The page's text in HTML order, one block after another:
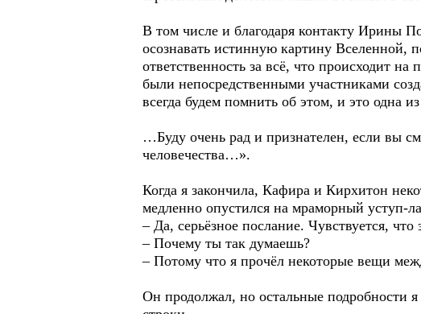
В том числе и благодаря контакту Ирины
осознавать истинную картину Вселенной,
ответственность за всё, что происходит
были непосредственными участниками
всегда будем помнить об этом, и это одна
…Буду очень рад и признателен, если вы
человечества…».
Когда я закончила, Кафира и Кирхитон
медленно опустился на мраморный уступ-
– Да, серьёзное послание. Чувствуется,
– Почему ты так думаешь?
– Потому что я прочёл некоторые вещи
Он продолжал, но остальные подробности